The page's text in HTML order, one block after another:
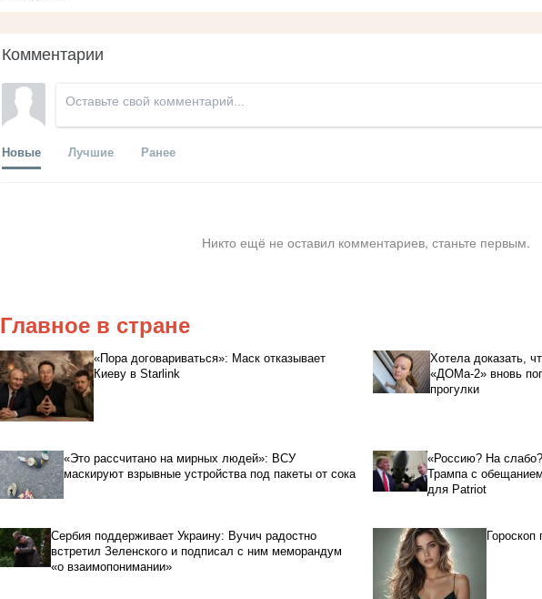
Комментарии
Новые Лучшие Ранее
Никто ещё не оставил комментариев, станьте первым.
Главное в стране
«Пора договариваться»: Маск отказывает
Киеву в Starlink
Хотела доказать,
«ДОМа-2» вновь
прогулки
«Это рассчитано на мирных людей»: ВСУ
маскируют взрывные устройства под пакеты от сока
«Россию? На
Трампа с
для Patriot
Сербия поддерживает Украину: Вучич радостно
встретил Зеленского и подписал с ним меморандум
«о взаимопонимании»
Гороскоп